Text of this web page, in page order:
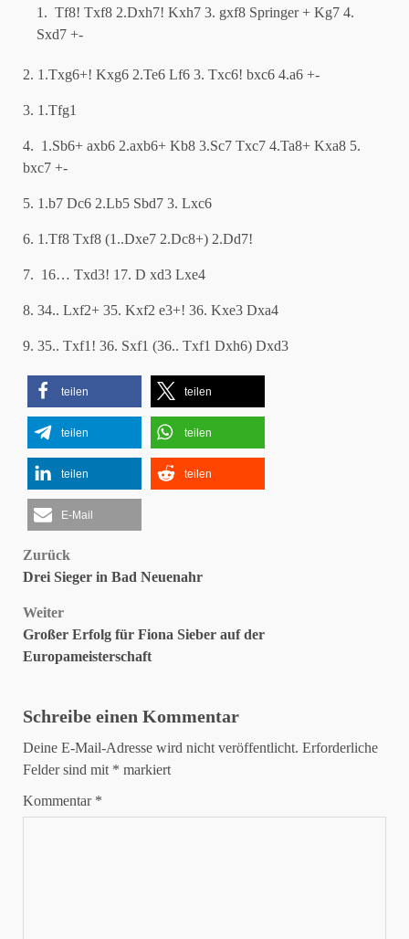
Tf8! Txf8 2.Dxh7! Kxh7 3. gxf8 Springer + Kg7 4.
Sxd7 +-
2. 1.Txg6+! Kxg6 2.Te6 Lf6 3. Txc6! bxc6 4.a6 +-
3. 1.Tfg1
4. 1.Sb6+ axb6 2.axb6+ Kb8 3.Sc7 Txc7 4.Ta8+ Kxa8 5.
bxc7 +-
5. 1.b7 Dc6 2.Lb5 Sbd7 3. Lxc6
6. 1.Tf8 Txf8 (1..Dxe7 2.Dc8+) 2.Dd7!
7. 16… Txd3! 17. D xd3 Lxe4
8. 34.. Lxf2+ 35. Kxf2 e3+! 36. Kxe3 Dxa4
9. 35.. Txf1! 36. Sxf1 (36.. Txf1 Dxh6) Dxd3
teilen teilen
teilen teilen
teilen teilen
E-Mail
Beitragsnavigation
Zurück
Drei Sieger in Bad Neuenahr
Weiter
Großer Erfolg für Fiona Sieber auf der
Europameisterschaft
Schreibe einen Kommentar
Deine E-Mail-Adresse wird nicht veröffentlicht. Erforderliche
Felder sind mit * markiert
Kommentar *